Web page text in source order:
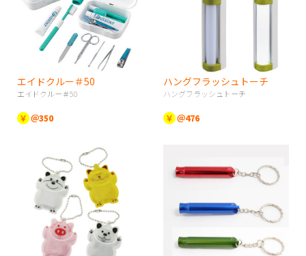
エイドクルー＃50
エイドクルー＃50
￥ ＠350
ハングフラッシュトーチ
ハングフラッシュトーチ
￥ ＠476